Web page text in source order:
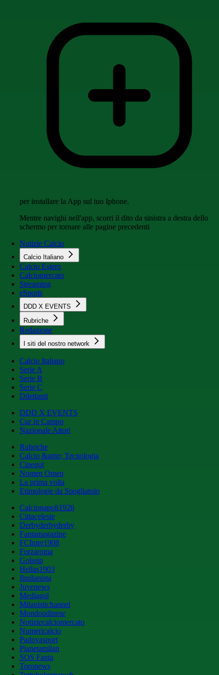
per installare la App sul tuo Iphone.
Mentre navighi nell'app, scorri il dito da sinistra a destra dello
schermo per tornare alle pagine precedenti
Notizie Calcio
Calcio Italiano
Calcio Estero
Calciomercato
Streaming
eSports
DDD X EVENTS
Rubriche
Redazione
I siti del nostro network
Calcio Italiano
Serie A
Serie B
Serie C
Dilettanti
DDD X EVENTS
Cur in Campo
Nazionale Attori
Rubriche
Calcio &amp; Tecnologia
Cinegol
Nomen Omen
La prima volta
Etimologie da Spogliatoio
Calcionapoli1926
Cittaceleste
Derbyderbyderby
Fantamagazine
FCInter1908
Forzaroma
Golssip
Hellas1903
Ilmilanista
Juvenews
Mediagol
Milanistichannel
Mondoudinese
Notiziecalciomercato
Numericalcio
Padovasport
Pianetamilan
SOS Fanta
Toronews